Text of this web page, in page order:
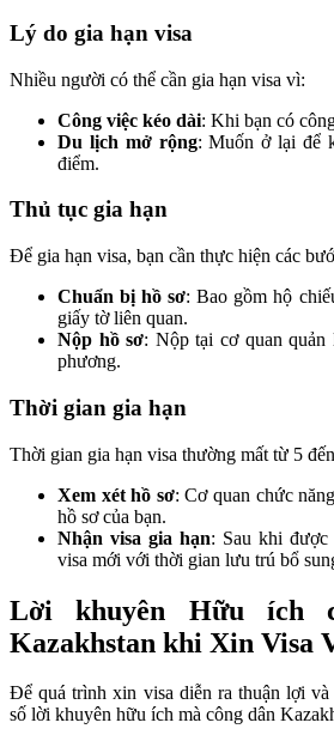
Lý do gia hạn visa
Nhiều người có thể cần gia hạn visa vì:
Công việc kéo dài: Khi bạn có
Du lịch mở rộng: Muốn ở lại để
điểm.
Thủ tục gia hạn
Để gia hạn visa, bạn cần thực hiện các
Chuẩn bị hồ sơ: Bao gồm hộ
giấy tờ liên quan.
Nộp hồ sơ: Nộp tại cơ quan quản
phương.
Thời gian gia hạn
Thời gian gia hạn visa thường mất từ 5
Xem xét hồ sơ: Cơ quan chức
hồ sơ của bạn.
Nhận visa gia hạn: Sau khi được
visa mới với thời gian lưu trú bổ
Lời khuyên Hữu ích
Kazakhstan khi Xin Visa
Để quá trình xin visa diễn ra thuận lợi
số lời khuyên hữu ích mà công dân